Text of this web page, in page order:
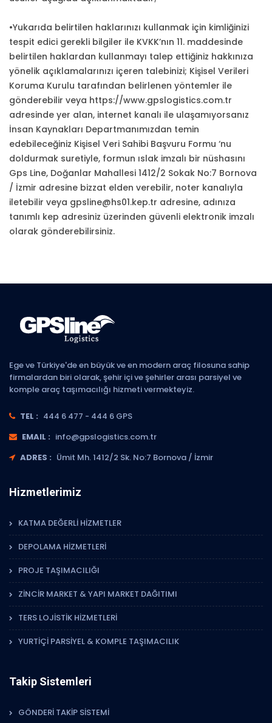
•Yukarıda belirtilen haklarınızı kullanmak için kimliğinizi
tespit edici gerekli bilgiler ile KVKK’nın 11. maddesinde
belirtilen haklardan kullanmayı talep ettiğiniz hakkınıza
yönelik açıklamalarınızı içeren talebinizi; Kişisel Verileri
Koruma Kurulu tarafından belirlenen yöntemler ile
gönderebilir veya https://www.gpslogistics.com.tr
adresinde yer alan, internet kanalı ile ulaşamıyorsanız
İnsan Kaynakları Departmanımızdan temin
edebileceğiniz Kişisel Veri Sahibi Başvuru Formu ‘nu
doldurmak suretiyle, formun ıslak imzalı bir nüshasını
Gps Line, Doğanlar Mahallesi 1412/2 Sokak No:7 Bornova
/ İzmir adresine bizzat elden verebilir, noter kanalıyla
iletebilir veya gpsline@hs01.kep.tr adresine, adınıza
tanımlı kep adresiniz üzerinden güvenli elektronik imzalı
olarak gönderebilirsiniz.
Ege ve Türkiye'de en büyük ve en modern araç filosuna sahip
firmalardan biri olarak, şehir içi ve şehirler arası parsiyel ve
komple araç taşımacılığı hizmeti vermekteyiz.
TEL : 444 6 477 - 444 6 GPS
EMAIL : info@gpslogistics.com.tr
ADRES : Ümit Mh. 1412/2 Sk. No:7 Bornova / İzmir
Hizmetlerimiz
KATMA DEĞERLİ HİZMETLER
DEPOLAMA HİZMETLERİ
PROJE TAŞIMACILIĞI
ZİNCİR MARKET & YAPI MARKET DAĞITIMI
TERS LOJİSTİK HİZMETLERİ
YURTİÇİ PARSİYEL & KOMPLE TAŞIMACILIK
Takip Sistemleri
GÖNDERİ TAKİP SİSTEMİ